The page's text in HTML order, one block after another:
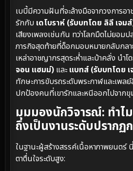
เบบี้มีความฝันที่จะล้างมือจากวงการ
รักกับ เดโบราห์ (รับบทโดย ลิลี เจม
เสียงเพลงเช่นกัน ทว่าโลกมืดไม่ยอมป
ภารกิจสุดท้ายที่ด็อกมอบหมายกลับกล
เหล่าอาชญากรสุดระห่ำและบ้าคลั่ง นำโ
จอน แฮมม์) และแบทส์ (รับบทโดย
ทักษะการขับรถระดับพระกาฬและเพล
ปกป้องคนที่เขารักและหนีออกไปจาก
มุมมองนักวิจารณ์: ทำไ
ถึงเป็นงานระดับปรากฏ
ในฐานะผู้สร้างสรรค์เนื้อหาภาพยนตร์
ตาตื่นใจระดับสูง: